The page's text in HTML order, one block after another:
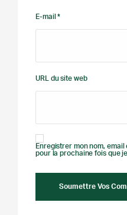
E-mail *
URL du site web
Enregistrer mon nom,
pour la prochaine fois que